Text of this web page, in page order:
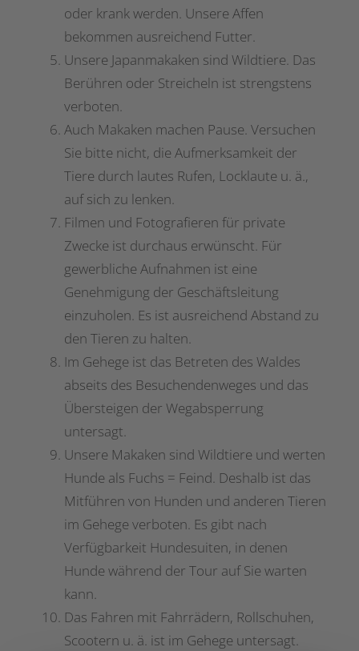
oder krank werden. Unsere Affen
bekommen ausreichend Futter.
Unsere Japanmakaken sind Wildtiere. Das
Berühren oder Streicheln ist strengstens
verboten.
Auch Makaken machen Pause. Versuchen
Sie bitte nicht, die Aufmerksamkeit der
Tiere durch lautes Rufen, Locklaute u. ä.,
auf sich zu lenken.
Filmen und Fotografieren für private
Zwecke ist durchaus erwünscht. Für
gewerbliche Aufnahmen ist eine
Genehmigung der Geschäftsleitung
einzuholen. Es ist ausreichend Abstand zu
den Tieren zu halten.
Im Gehege ist das Betreten des Waldes
abseits des Besuchendenweges und das
Übersteigen der Wegabsperrung
untersagt.
Unsere Makaken sind Wildtiere und werten
Hunde als Fuchs = Feind. Deshalb ist das
Mitführen von Hunden und anderen Tieren
im Gehege verboten. Es gibt nach
Verfügbarkeit Hundesuiten, in denen
Hunde während der Tour auf Sie warten
kann.
Das Fahren mit Fahrrädern, Rollschuhen,
Scootern u. ä. ist im Gehege untersagt.